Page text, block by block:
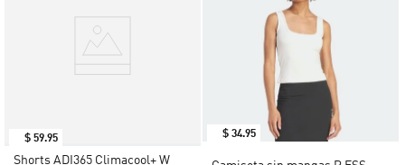
$ 59.95
Shorts ADI365 Climacool+ W
$ 34.95